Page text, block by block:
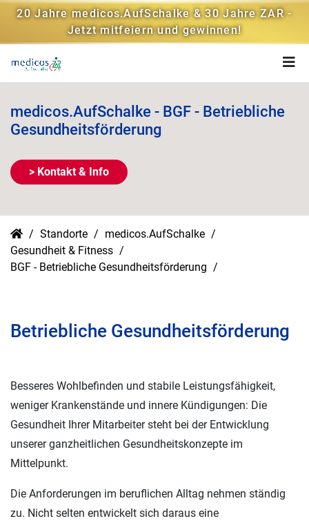
20 Jahre medicos.AufSchalke & 30 Jahre ZAR -
Jetzt mitfeiern und gewinnen!
medicos.AufSchalke - BGF - Betriebliche
Gesundheitsförderung
> Kontakt & Info
Standorte
medicos.AufSchalke
Gesundheit & Fitness
BGF - Betriebliche Gesundheitsförderung
Betriebliche Gesundheitsförderung
Besseres Wohlbefinden und stabile Leistungsfähigkeit,
weniger Krankenstände und innere Kündigungen: Die
Gesundheit Ihrer Mitarbeiter steht bei der Entwicklung
unserer ganzheitlichen Gesundheitskonzepte im
Mittelpunkt.
Die Anforderungen im beruflichen Alltag nehmen ständig
zu. Nicht selten entwickelt sich daraus eine